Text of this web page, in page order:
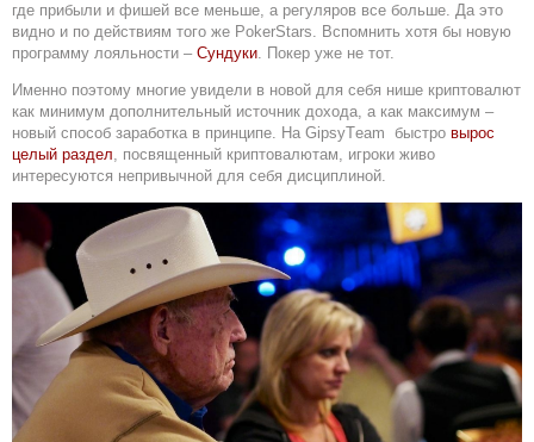
где прибыли и фишей все меньше, а регуляров все больше. Да это
видно и по действиям того же PokerStars. Вспомнить хотя бы новую
программу лояльности – Сундуки. Покер уже не тот.
Именно поэтому многие увидели в новой для себя нише криптовалют
как минимум дополнительный источник дохода, а как максимум –
новый способ заработка в принципе. На GipsyTeam быстро вырос
целый раздел, посвященный криптовалютам, игроки живо
интересуются непривычной для себя дисциплиной.